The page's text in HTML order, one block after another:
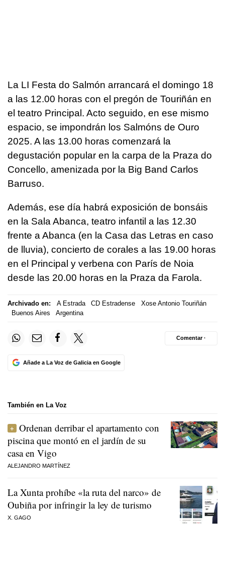
La LI Festa do Salmón arrancará el domingo 18
a las 12.00 horas con el pregón de Touriñán en
el teatro Principal. Acto seguido, en ese mismo
espacio, se impondrán los Salmóns de Ouro
2025. A las 13.00 horas comenzará la
degustación popular en la carpa de la Praza do
Concello, amenizada por la Big Band Carlos
Barruso.
Además, ese día habrá exposición de bonsáis
en la Sala Abanca, teatro infantil a las 12.30
frente a Abanca (en la Casa das Letras en caso
de lluvia), concierto de corales a las 19.00 horas
en el Principal y verbena con París de Noia
desde las 20.00 horas en la Praza da Farola.
Archivado en: A Estrada CD Estradense
Xose Antonio Touriñán
Buenos Aires
Argentina
Añade a La Voz de Galicia en Google
Comentar ·
También en La Voz
Ordenan derribar el apartamento con
piscina que montó en el jardín de su
casa en Vigo
ALEJANDRO MARTÍNEZ
La Xunta prohíbe «la ruta del narco» de
Oubiña por infringir la ley de turismo
X. GAGO